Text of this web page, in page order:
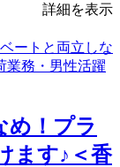
詳細を表示
め！プラ
ます♪＜香